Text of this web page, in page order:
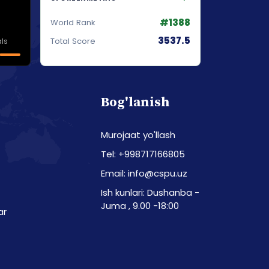
World Rank #1388
Total Score 3537.5
Bog'lanish
Murojaat yo'llash
Tel: +998717166805
Email: info@cspu.uz
Ish kunlari: Dushanba -
Juma , 9.00 -18:00